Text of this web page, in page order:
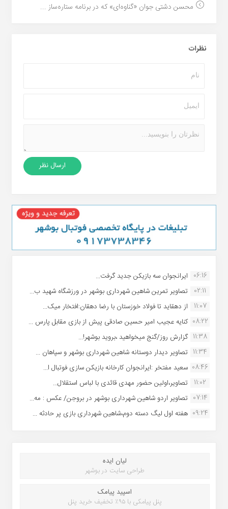
محسن دشتی جوان «گناوه‌ای» که در برنامه ستاره‌ساز ...
نظرات
06:16 ایرانجوان سه بازیکن جدید گرفت...
02:11
تصاویر تمرین شاهین شهردارى بوشهر در ورزشگاه شهید ب...
11:07
از دهقاید تا فولاد خوزستان با رضا دهقان:افتخار میک...
08:22 کنایه عجیب امیر حسین صادقی پیش از بازی مقابل پارس ...
11:38 گزارش روز/گنج میخواهید ،بروید بوشهر!...
11:34 تصاویر دیدار دوستانه شاهین شهردارى بوشهر و سپاهان ...
08:46 سعید مفتخر :ایرانجوان کارخانه بازیکن سازی فوتبال ا...
11:02
تصاویر،اولین حضور مهدی قائدی با لباس استقلال...
07:14 تصاویر اردو شاهین شهرداری بوشهر در بروجن/ عکس : مه...
09:24 هفته اول لیگ دسته دوم،شاهین شهرداری بازی پر حادثه ...
لیان ایده
طراحی سایت در بوشهر
اسپید پیامک
پنل پیامکی با ۹۵٪ تخفیف خرید پنل